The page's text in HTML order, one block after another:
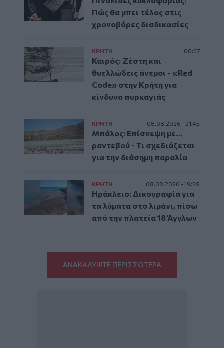
Πώς θα μπει τέλος στις
χρονοβόρες διαδικασίες
ΚΡΗΤΗ 06:57
Καιρός: Ζέστη και
θυελλώδεις άνεμοι - «Red
Code» στην Κρήτη για
κίνδυνο πυρκαγιάς
ΚΡΗΤΗ 08.08.2026 - 21:45
Μπάλος: Επίσκεψη με…
ραντεβού - Τι σχεδιάζεται
για την διάσημη παραλία
ΚΡΗΤΗ 08.08.2026 - 19:59
Ηράκλειο: Δικογραφία για
τα λύματα στο λιμάνι, πίσω
από την πλατεία 18 Άγγλων
ΑΝΑΚΑΛΥΨΤΕ ΠΕΡΙΣΣΟΤΕΡΑ